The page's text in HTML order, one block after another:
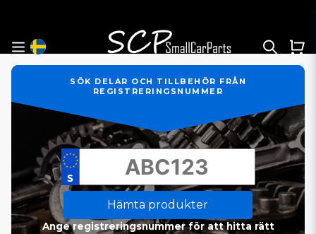
SÖK DELAR OCH TILLBEHÖR FRÅN
REGISTRERINGSNUMMER
Hämta produkter
Ange registreringsnummer för att hitta rätt